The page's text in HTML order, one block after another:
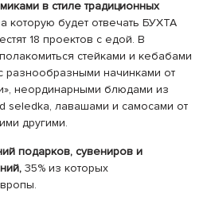
в стиле традиционных
которую будет отвечать БУХТА
18 проектов с едой. В
стейками и кебабами
разнообразными начинками от
неординарными блюдами из
seledka, лавашами и самосами от
другими.
подарков, сувениров и
35% из которых